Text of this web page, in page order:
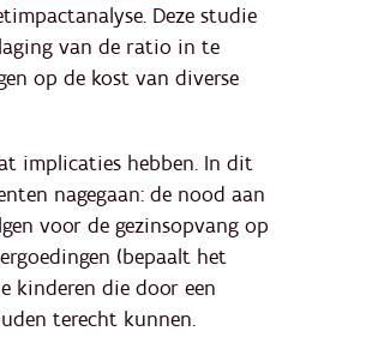
Deze studie
van de ratio in te
op de kost van diverse
implicaties hebben. In dit
nagegaan: de nood aan
voor de gezinsopvang op
(bepaalt het
kinderen die door een
terecht kunnen.